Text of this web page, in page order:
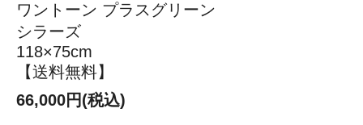
ワントーン プラスグリーン
シラーズ
118×75cm
【送料無料】
66,000円(税込)